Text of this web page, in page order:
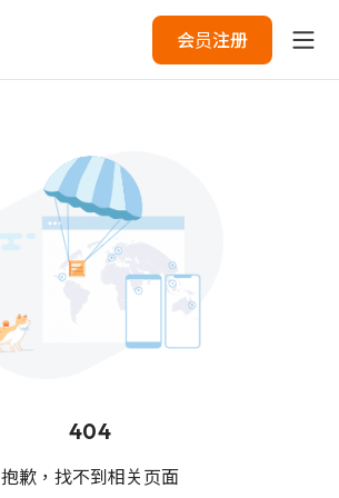
会员注册
404
抱歉，找不到相关页面